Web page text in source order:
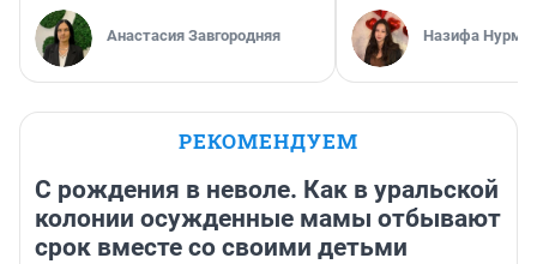
Анастасия Завгородняя Назифа
РЕКОМЕНДУЕМ
С рождения в неволе. Как в уральской
колонии осужденные мамы отбывают
срок вместе со своими детьми